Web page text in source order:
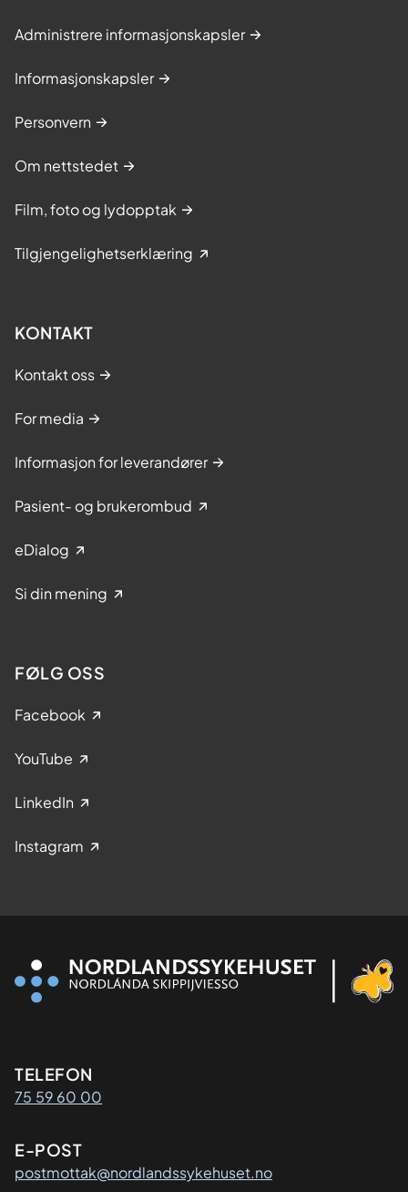
Administrere informasjonskapsler
Informasjonskapsler
Personvern
Om nettstedet
Film, foto og lydopptak
Tilgjengelighetserklæring
KONTAKT
Kontakt oss
For media
Informasjon for leverandører
Pasient- og brukerombud
eDialog
Si din mening
FØLG OSS
Facebook
YouTube
LinkedIn
Instagram
Kontaktinformasjon
TELEFON
75 59 60 00
E-POST
postmottak@nordlandssykehuset.no